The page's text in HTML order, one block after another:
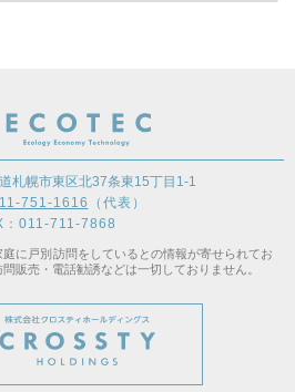
札幌市東区北37条東15丁目1-1
751-1616
（代表）
：011-711-7868
に戸別訪問をしているとの情報が寄せられてお
販売・電話勧誘などは一切しておりません。